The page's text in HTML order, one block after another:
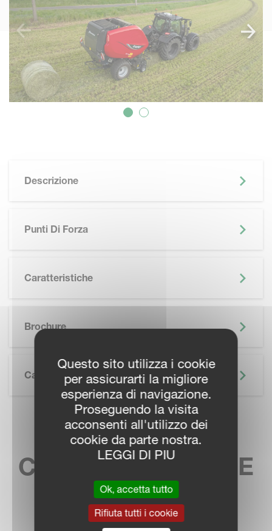
Descrizione
Punti Di Forza
Caratteristiche
Brochure
Caratteristiche Tecniche
TROVA IL TUO
CONTATTO LOCALE
DI VENDITA
Questo sito utilizza i cookie
per assicurarti la migliore
esperienza di navigazione.
Proseguendo la visita
acconsenti all'utilizzo dei
cookie da parte nostra.
LEGGI DI PIU
Ok, accetta tutto
Rifiuta tutti i cookie